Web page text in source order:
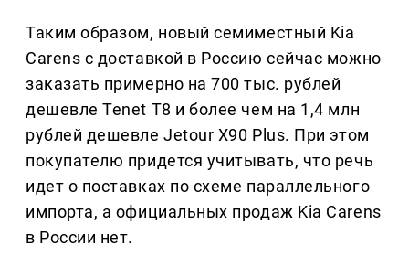
Таким образом, новый семиместный Kia
Carens с доставкой в Россию сейчас можно
заказать примерно на 700 тыс. рублей
дешевле Tenet T8 и более чем на 1,4 млн
рублей дешевле Jetour X90 Plus. При этом
покупателю придется учитывать, что речь
идет о поставках по схеме параллельного
импорта, а официальных продаж Kia Carens
в России нет.